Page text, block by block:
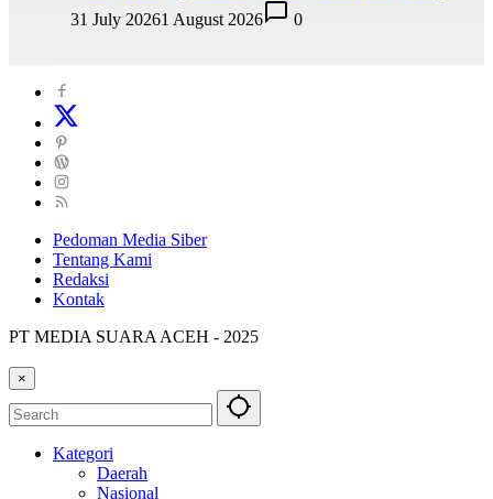
31 July 20261 August 2026 0
Pedoman Media Siber
Tentang Kami
Redaksi
Kontak
PT MEDIA SUARA ACEH - 2025
×
Kategori
Daerah
Nasional